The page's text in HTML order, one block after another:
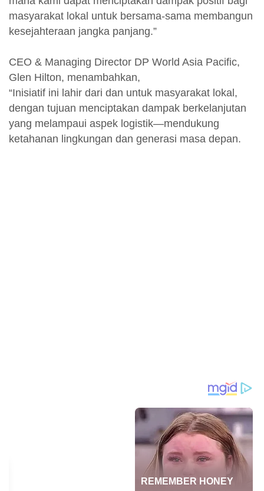
masyarakat lokal untuk bersama-sama membangun
kesejahteraan jangka panjang.”
CEO & Managing Director DP World Asia Pacific,
Glen Hilton, menambahkan,
“Inisiatif ini lahir dari dan untuk masyarakat lokal,
dengan tujuan menciptakan dampak berkelanjutan
yang melampaui aspek logistik—mendukung
ketahanan lingkungan dan generasi masa depan.